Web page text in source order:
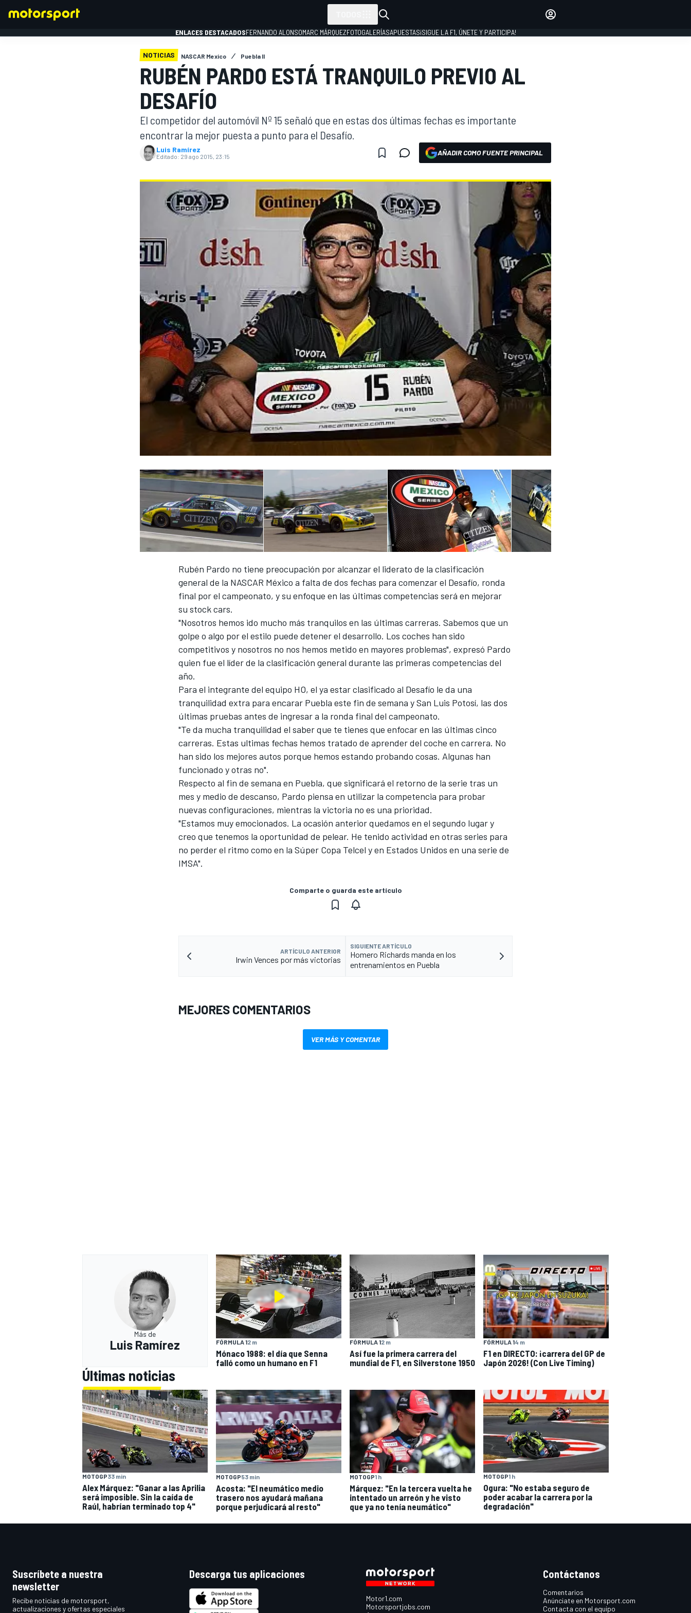
MOTOGP
WRC
FÓRMULA E
ENLACES DESTACADOSFERNANDO ALONSOMARC MÁRQUEZFOTOGALERÍASAPUESTAS¡SIGUE LA F1, ÚNETE Y PARTICIPA!
NOTICIAS NASCAR Mexico Puebla II
RUBÉN PARDO ESTÁ TRANQUILO PREVIO AL
DESAFÍO
El competidor del automóvil Nº 15 señaló que en estas dos últimas fechas es importante
encontrar la mejor puesta a punto para el Desafío.
Luis Ramírez
Editado: 29 ago 2015, 23:15 AÑADIR COMO FUENTE PRINCIPAL
Rubén Pardo no tiene preocupación por alcanzar el liderato de la clasificación
general de la NASCAR México a falta de dos fechas para comenzar el Desafío, ronda
final por el campeonato, y su enfoque en las últimas competencias será en mejorar
su stock cars.
"Nosotros hemos ido mucho más tranquilos en las últimas carreras. Sabemos que un
golpe o algo por el estilo puede detener el desarrollo. Los coches han sido
competitivos y nosotros no nos hemos metido en mayores problemas", expresó Pardo
quien fue el líder de la clasificación general durante las primeras competencias del
año.
Para el integrante del equipo HO, el ya estar clasificado al Desafío le da una
tranquilidad extra para encarar Puebla este fin de semana y San Luis Potosí, las dos
últimas pruebas antes de ingresar a la ronda final del campeonato.
"Te da mucha tranquilidad el saber que te tienes que enfocar en las últimas cinco
carreras. Estas ultimas fechas hemos tratado de aprender del coche en carrera. No
han sido los mejores autos porque hemos estando probando cosas. Algunas han
funcionado y otras no".
Respecto al fin de semana en Puebla, que significará el retorno de la serie tras un
mes y medio de descanso, Pardo piensa en utilizar la competencia para probar
nuevas configuraciones, mientras la victoria no es una prioridad.
"Estamos muy emocionados. La ocasión anterior quedamos en el segundo lugar y
creo que tenemos la oportunidad de pelear. He tenido actividad en otras series para
no perder el ritmo como en la Súper Copa Telcel y en Estados Unidos en una serie de
IMSA".
Comparte o guarda este artículo
ARTÍCULO ANTERIOR
Irwin Vences por más victorias
SIGUIENTE ARTÍCULO
Homero Richards manda en los
entrenamientos en Puebla
MEJORES COMENTARIOS
VER MÁS Y COMENTAR
Más de
Luis Ramírez FÓRMULA 12 m
Mónaco 1988: el día que Senna
falló como un humano en F1
FÓRMULA 12 m
Así fue la primera carrera del
mundial de F1, en Silverstone 1950
FÓRMULA 14 m
F1 en DIRECTO: ¡carrera del GP de
Japón 2026! (Con Live Timing)
Últimas noticias
MOTOGP33 min
Alex Márquez: "Ganar a las Aprilia
será imposible. Sin la caída de
Raúl, habrían terminado top 4"
MOTOGP53 min
Acosta: "El neumático medio
trasero nos ayudará mañana
porque perjudicará al resto"
MOTOGP1 h
Márquez: "En la tercera vuelta he
intentado un arreón y he visto
que ya no tenía neumático"
MOTOGP1 h
Ogura: "No estaba seguro de
poder acabar la carrera por la
degradación"
Suscríbete a nuestra
newsletter
Recibe noticias de motorsport,
actualizaciones y ofertas especiales
Descarga tus aplicaciones
Motor1.com
Motorsportjobs.com
Contáctanos
Comentarios
Anúnciate en Motorsport.com
Contacta con el equipo